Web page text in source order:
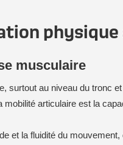
physique
musculaire
surtout au niveau du tronc
articulaire est la
et la fluidité du